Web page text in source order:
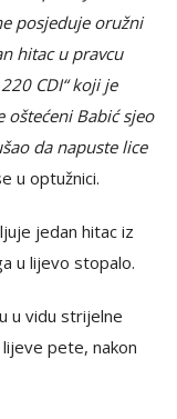
posjeduje oružni
hitac u pravcu
CDI“ koji je
Babić sjeo
da napuste lice
u optužnici.
jedan hitac iz
u lijevo stopalo.
u vidu strijelne
pete, nakon